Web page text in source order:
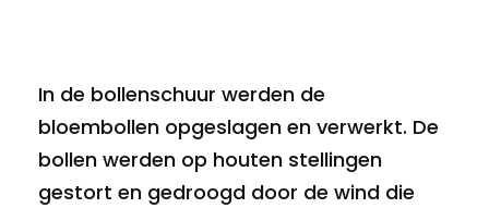
In de bollenschuur werden de
bloembollen opgeslagen en verwerkt. De
bollen werden op houten stellingen
gestort en gedroogd door de wind die